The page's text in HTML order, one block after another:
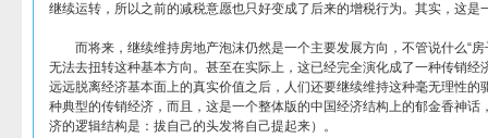
继续运转，所以之前的减税意愿也只好变成了后来的增税行为。其实，这是
而将来，继续维持房地产泡沫仍然是一个主要发展方向，不管说什么“房
无法去扭转这种基本方向。甚至在实际上，这已经完全演化成了一种传销经
远远脱离经济基本面上的真实价值之后，人们还要继续维持这种毫无理性的
种典型的传销经济，而且，这是一个整体版的中国经济结构上的郁金香神话
济的逻辑结构是：拔自己的头发将自己提起来）。